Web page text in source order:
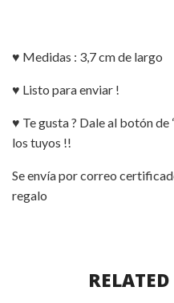
♥ Medidas : 3,7 cm de largo
♥ Listo para enviar !
♥ Te gusta ? Dale al botón
los tuyos !!
Se envía por correo
regalo